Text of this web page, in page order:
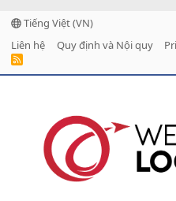
Tiếng Việt (VN)
Liên hệ
Quy định và Nội quy
R